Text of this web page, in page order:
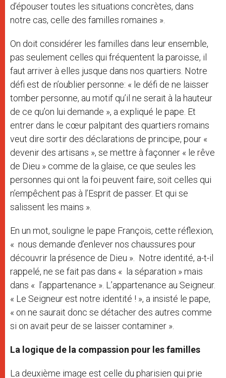
d’épouser toutes les situations concrètes, dans
notre cas, celle des familles romaines ».
On doit considérer les familles dans leur ensemble,
pas seulement celles qui fréquentent la paroisse, il
faut arriver à elles jusque dans nos quartiers. Notre
défi est de n’oublier personne: « le défi de ne laisser
tomber personne, au motif qu’il ne serait à la hauteur
de ce qu’on lui demande », a expliqué le pape. Et
entrer dans le cœur palpitant des quartiers romains
veut dire sortir des déclarations de principe, pour «
devenir des artisans », se mettre à façonner « le rêve
de Dieu » comme de la glaise, ce que seules les
personnes qui ont la foi peuvent faire, soit celles qui
n’empêchent pas à l’Esprit de passer. Et qui se
salissent les mains ».
En un mot, souligne le pape François, cette réflexion,
« nous demande d’enlever nos chaussures pour
découvrir la présence de Dieu ». Notre identité, a-t-il
rappelé, ne se fait pas dans « la séparation » mais
dans « l’appartenance ». L’appartenance au Seigneur.
« Le Seigneur est notre identité ! », a insisté le pape,
« on ne saurait donc se détacher des autres comme
si on avait peur de se laisser contaminer ».
La logique de la compassion pour les familles
La deuxième image est celle du pharisien qui prie